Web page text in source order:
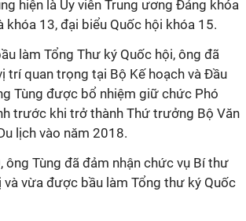
hiện là Ủy viên Trung ương Đảng khóa
khóa 13, đại biểu Quốc hội khóa 15.
làm Tổng Thư ký Quốc hội, ông đã
trí quan trọng tại Bộ Kế hoạch và Đầu
Tùng được bổ nhiệm giữ chức Phó
trước khi trở thành Thứ trưởng Bộ Văn
lịch vào năm 2018.
Tùng đã đảm nhận chức vụ Bí thư
và vừa được bầu làm Tổng thư ký Quốc